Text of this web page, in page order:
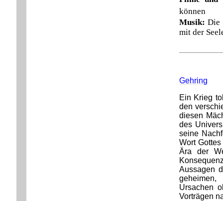
können
Musik: Die
mit der
Gehring
Ein Krieg
den
diesen
des
seine
Wort
Ära der
Aussagen
Ursachen
Vorträgen